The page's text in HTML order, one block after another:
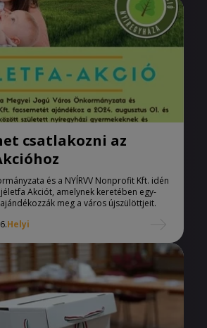
csatlakozni az
és a NYÍRVV Nonprofit Kft. idén
Akciót, amelynek keretében egy-
meg a város újszülöttjeit.
Helyi